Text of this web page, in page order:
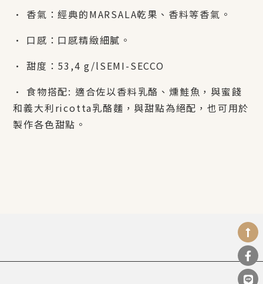
• 香氣：經典的MARSALA乾果、香料等香氣。
• 口感：口感精緻細膩。
•甜度： 53,4 g/lSEMI-SECCO
• 食物搭配: 適合佐以香料乳酪、燻鮭魚，與蜜餞
和義大利ricotta乳酪麵，與甜點為絕配，也可用於
製作各色甜點。